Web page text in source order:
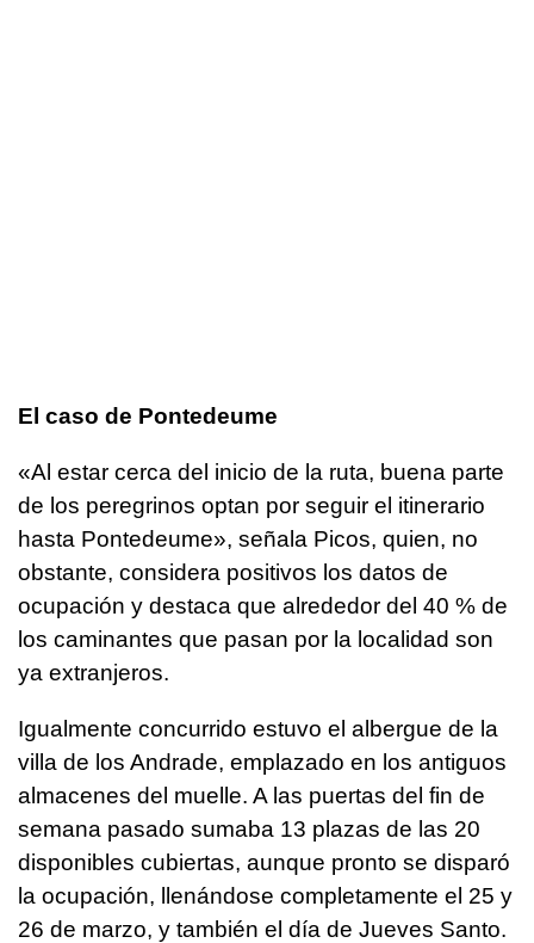
El caso de Pontedeume
«Al estar cerca del inicio de la ruta, buena parte
de los peregrinos optan por seguir el itinerario
hasta Pontedeume», señala Picos, quien, no
obstante, considera positivos los datos de
ocupación y destaca que alrededor del 40 % de
los caminantes que pasan por la localidad son
ya extranjeros.
Igualmente concurrido estuvo el albergue de la
villa de los Andrade, emplazado en los antiguos
almacenes del muelle. A las puertas del fin de
semana pasado sumaba 13 plazas de las 20
disponibles cubiertas, aunque pronto se disparó
la ocupación, llenándose completamente el 25 y
26 de marzo, y también el día de Jueves Santo.